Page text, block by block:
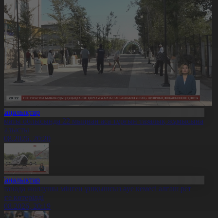
облысында 22 мыңнан аса тұрғын тазалық жұмысына
20:20
жолаушы мінген ұшқышсыз әуе кемесі алғаш рет
көтерілді
20:19